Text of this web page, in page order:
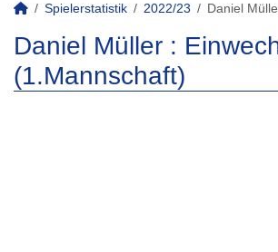
Spielerstatistik 2022/23 Daniel
Daniel Müller :
(1.Mannschaft)